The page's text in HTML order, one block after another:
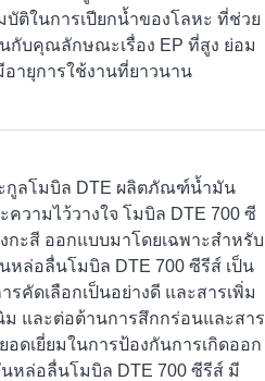
ติในการเปียกน้ำของโลหะ ที่ช่วย
กับคุณลักษณะเรื่อง EP ที่สูง ย่อม
ายุการใช้งานที่ยาวนาน
กูลโมบิล DTE ผลิตภัณฑ์น้ำมัน
วามไว้วางใจ โมบิล DTE 700 ซี
ะสี ออกแบบมาโดยเฉพาะสำหรับ
ล่อลื่นโมบิล DTE 700 ซีรีส์ เป็น
ดเลือกเป็นอย่างดี และสารเพิ่ม
และต่อต้านการสึกกร่อนและสาร
ดเยี่ยมในการป้องกันการเกิดออก
หล่อลื่นโมบิล DTE 700 ซีรีส์ มี